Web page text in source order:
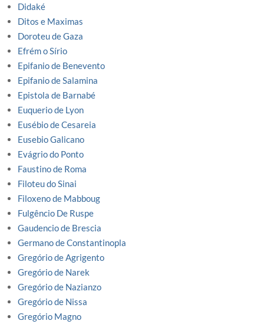
Didaké
Ditos e Maximas
Doroteu de Gaza
Efrém o Sírio
Epifanio de Benevento
Epifanio de Salamina
Epistola de Barnabé
Euquerio de Lyon
Eusébio de Cesareia
Eusebio Galicano
Evágrio do Ponto
Faustino de Roma
Filoteu do Sinai
Filoxeno de Mabboug
Fulgêncio De Ruspe
Gaudencio de Brescia
Germano de Constantinopla
Gregório de Agrigento
Gregório de Narek
Gregório de Nazianzo
Gregório de Nissa
Gregório Magno